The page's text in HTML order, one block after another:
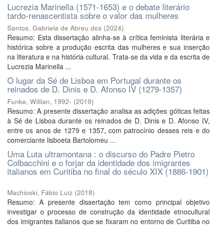
Lucrezia Marinella (1571-1653) e o debate literário
tardo-renascentista sobre o valor das mulheres
Santos, Gabriela de Abreu dos (2024)
Resumo: Esta dissertação alinha-se à crítica feminista literária e
histórica sobre a produção escrita das mulheres e sua inserção
na literatura e na história cultural. Trata-se da vida e da escrita de
Lucrezia Marinella ...
O lugar da Sé de Lisboa em Portugal durante os
reinados de D. Dinis e D. Afonso IV (1279-1357)
Funke, Willian, 1992- (2019)
Resumo: A presente dissertação analisa as adições góticas feitas
à Sé de Lisboa durante os reinados de D. Dinis e D. Afonso IV,
entre os anos de 1279 e 1357, com patrocínio desses reis e do
comerciante lisboeta Bartolomeu ...
Uma Luta ultramontana : o discurso do Padre Pietro
Colbacchini e o forjar da identidade dos imigrantes
italianos em Curitiba no final do século XIX (1886-1901)
Machioski, Fábio Luiz (2018)
Resumo: A presente dissertação tem como principal objetivo
investigar o processo de construção da identidade etnocultural
dos imigrantes italianos que se fixaram no entorno de Curitiba no